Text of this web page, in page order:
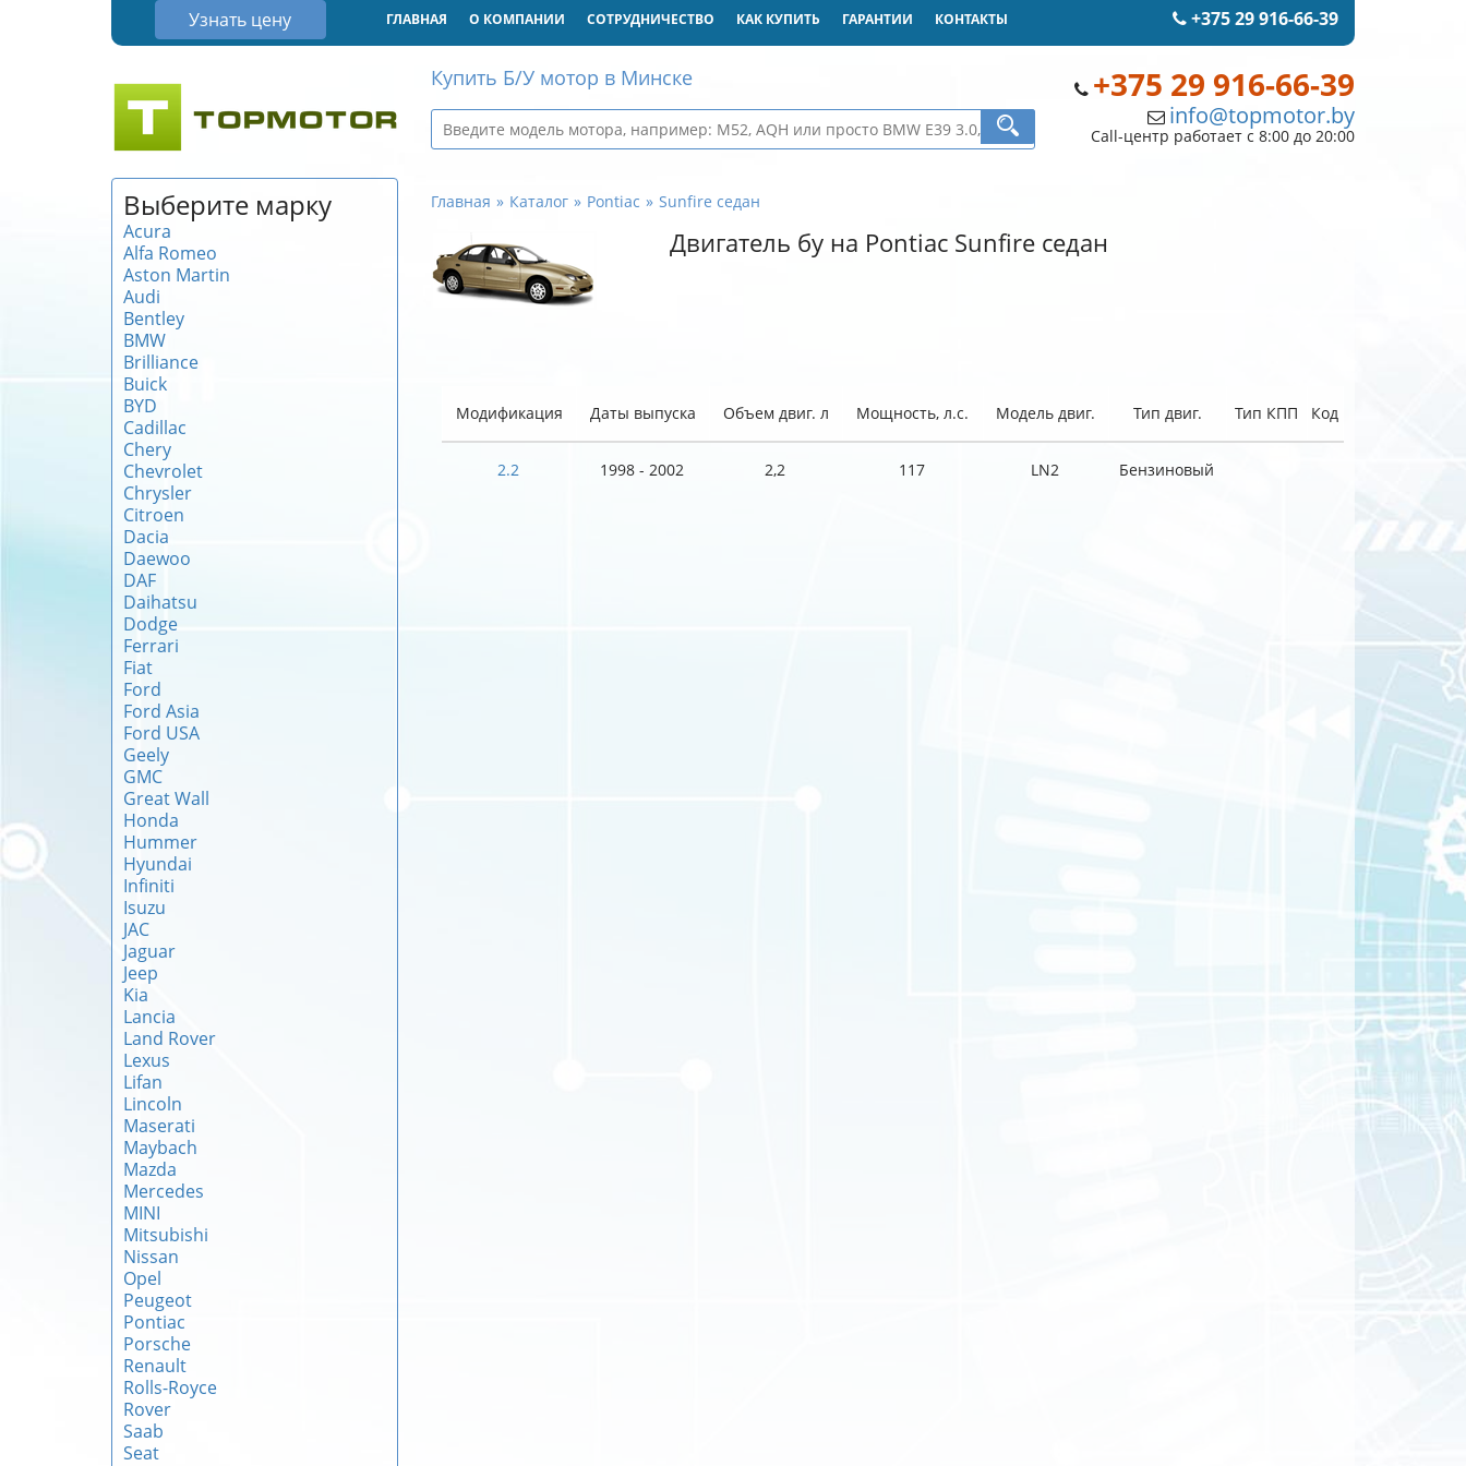
Узнать цену +375 29 916-66-39
ГЛАВНАЯ О КОМПАНИИ СОТРУДНИЧЕСТВО КАК КУПИТЬ ГАРАНТИИ КОНТАКТЫ
+375 29 916-66-39
info@topmotor.by
Call-центр работает с 8:00 до 20:00
Купить Б/У мотор в Минске
Выберите марку
Acura
Alfa Romeo
Aston Martin
Audi
Bentley
BMW
Brilliance
Buick
BYD
Cadillac
Chery
Chevrolet
Chrysler
Citroen
Dacia
Daewoo
DAF
Daihatsu
Dodge
Ferrari
Fiat
Ford
Ford Asia
Ford USA
Geely
GMC
Great Wall
Honda
Hummer
Hyundai
Infiniti
Isuzu
JAC
Jaguar
Jeep
Kia
Lancia
Land Rover
Lexus
Lifan
Lincoln
Maserati
Maybach
Mazda
Mercedes
MINI
Mitsubishi
Nissan
Opel
Peugeot
Pontiac
Porsche
Renault
Rolls-Royce
Rover
Saab
Seat
Главная Каталог Pontiac Sunfire седан
Двигатель бу на Pontiac Sunfire седан
Модификация Даты выпуска Объем двиг. л Мощность, л.с. Модель двиг. Тип двиг. Тип КПП Код
2.2 1998 - 2002 2,2 117 LN2 Бензиновый